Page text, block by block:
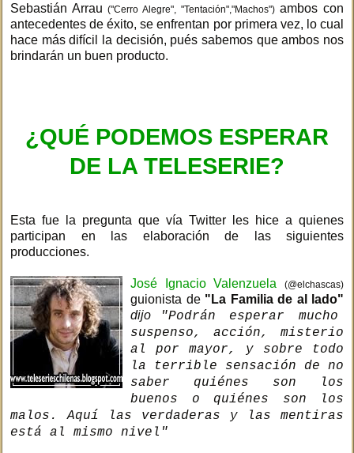
Sebastián Arrau("Cerro Alegre", "Tentación","Machos")ambos con
antecedentes de éxito, se enfrentan por primera vez, lo cual
hace más difícil la decisión, pués sabemos que ambos nos
brindarán un buen producto.
¿QUÉ PODEMOS ESPERAR
DE LA TELESERIE?
Esta fue la pregunta que vía Twitter les hice a quienes
participan en las elaboración de las siguientes
producciones.
José Ignacio Valenzuela (@elchascas)
guionista de "La Familia de al lado"
dijo
"Podrán esperar mucho
suspenso, acción, misterio
al por mayor, y sobre todo
la terrible sensación de no
saber quiénes son los
buenos o quiénes son los
malos. Aquí las verdaderas y las mentiras
está al mismo nivel"